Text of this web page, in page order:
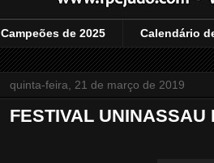
Campeões de 2025 Calendário
quinta-feira, 21 de março de 2019
FESTIVAL UNINASSAU